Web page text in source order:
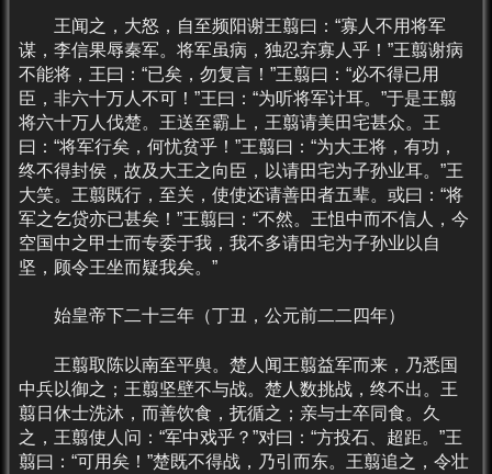
王闻之，大怒，自至频阳谢王翦曰：“寡人不用将军
谋，李信果辱秦军。将军虽病，独忍弃寡人乎！”王翦谢病
不能将，王曰：“已矣，勿复言！”王翦曰：“必不得已用
臣，非六十万人不可！”王曰：“为听将军计耳。”于是王翦
将六十万人伐楚。王送至霸上，王翦请美田宅甚众。王
曰：“将军行矣，何忧贫乎！”王翦曰：“为大王将，有功，
终不得封侯，故及大王之向臣，以请田宅为子孙业耳。”王
大笑。王翦既行，至关，使使还请善田者五辈。或曰：“将
军之乞贷亦已甚矣！”王翦曰：“不然。王怚中而不信人，今
空国中之甲士而专委于我，我不多请田宅为子孙业以自
坚，顾令王坐而疑我矣。”
始皇帝下二十三年（丁丑，公元前二二四年）
王翦取陈以南至平舆。楚人闻王翦益军而来，乃悉国
中兵以御之；王翦坚壁不与战。楚人数挑战，终不出。王
翦日休士洗沐，而善饮食，抚循之；亲与士卒同食。久
之，王翦使人问：“军中戏乎？”对曰：“方投石、超距。”王
翦曰：“可用矣！”楚既不得战，乃引而东。王翦追之，令壮